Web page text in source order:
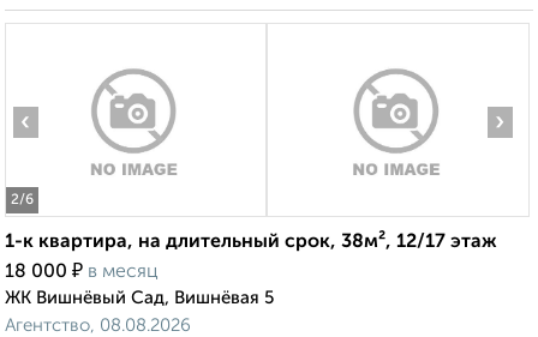
2/6
‹ ›
1-к квартира, на длительный срок, 38м², 12/17 этаж
18 000 ₽ в месяц
ЖК Вишнёвый Сад, Вишнёвая 5
Агентство, 08.08.2026